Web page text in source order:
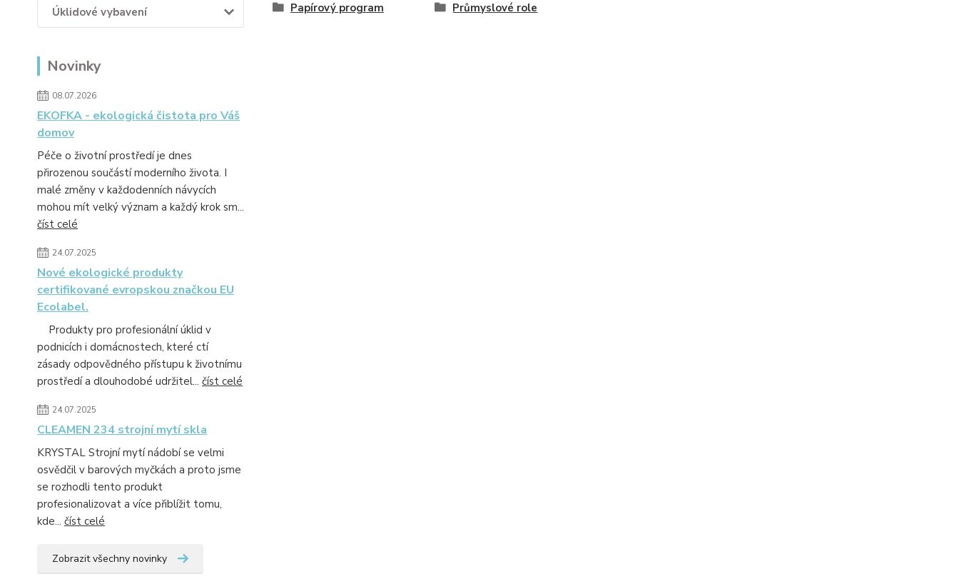
Úklidové vybavení
Novinky
08.07.2026
EKOFKA - ekologická čistota pro Váš
domov
Péče o životní prostředí je dnes
přirozenou součástí moderního života. I
malé změny v každodenních návycích
mohou mít velký význam a každý krok sm...
číst celé
24.07.2025
Nové ekologické produkty
certifikované evropskou značkou EU
Ecolabel.
Produkty pro profesionální úklid v
podnicích i domácnostech, které ctí
zásady odpovědného přístupu k životnímu
prostředí a dlouhodobé udržitel... číst celé
24.07.2025
CLEAMEN 234 strojní mytí skla
KRYSTAL Strojní mytí nádobí se velmi
osvědčil v barových myčkách a proto jsme
se rozhodli tento produkt
profesionalizovat a více přiblížit tomu,
kde... číst celé
Zobrazit všechny novinky
Papírový program Průmyslové role